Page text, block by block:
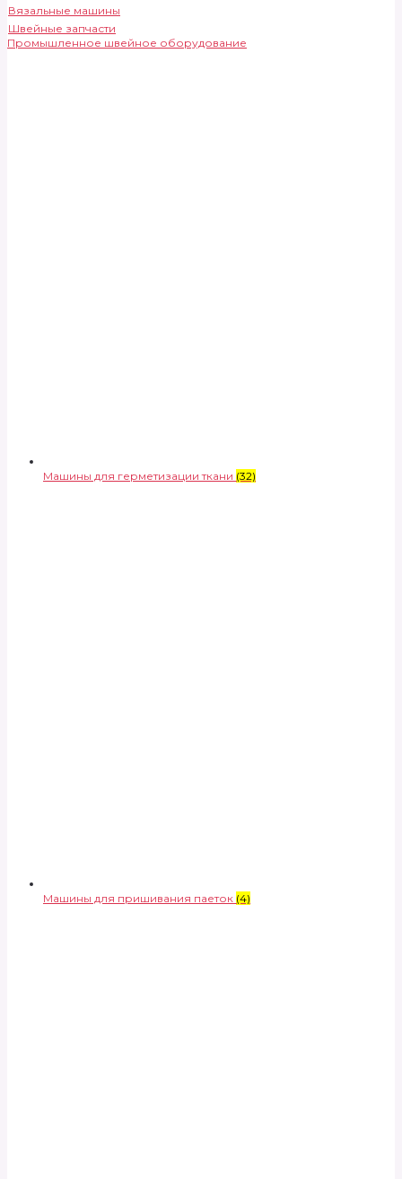
Вязальные машины
Швейные запчасти
Промышленное швейное оборудование
Машины для герметизации ткани (32)
Машины для пришивания паеток (4)